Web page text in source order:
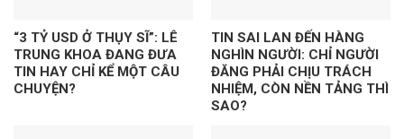
“3 TỶ USD Ở THỤY SĨ”: LÊ
TRUNG KHOA ĐANG ĐƯA
TIN HAY CHỈ KỂ MỘT CÂU
CHUYỆN?
TIN SAI LAN ĐẾN HÀNG
NGHÌN NGƯỜI: CHỈ NGƯỜI
ĐĂNG PHẢI CHỊU TRÁCH
NHIỆM, CÒN NỀN TẢNG THÌ
SAO?